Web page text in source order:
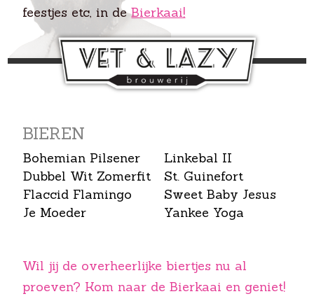
feestjes etc, in deBierkaai!
BIEREN
Bohemian Pilsener
Dubbel Wit Zomerfit
Flaccid Flamingo
Je Moeder
Linkebal II
St. Guinefort
Sweet Baby Jesus
Yankee Yoga
Wil jij de overheerlijke biertjes nu al
proeven? Kom naar de Bierkaai en geniet!